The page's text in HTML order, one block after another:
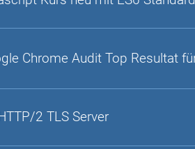
Chrome Audit Top Resultat
2 TLS Server